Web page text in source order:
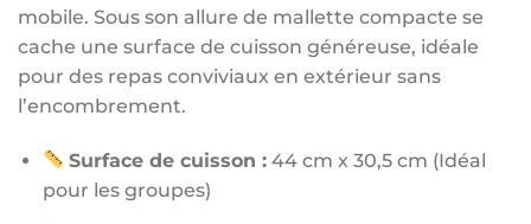
mobile. Sous son allure de mallette compacte se
cache une surface de cuisson généreuse, idéale
pour des repas conviviaux en extérieur sans
l’encombrement.
Surface de cuisson : 44 cm x 30,5 cm (Idéal
pour les groupes)